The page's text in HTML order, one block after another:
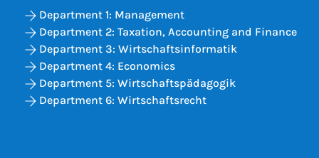
Department 1: Management
Department 2: Taxation, Accounting and Finance
Department 3: Wirtschaftsinformatik
Department 4: Economics
Department 5: Wirtschaftspädagogik
Department 6: Wirtschaftsrecht